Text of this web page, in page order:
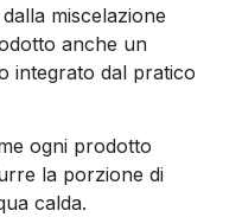
miscelazione
anche un
integrato dal pratico
ogni prodotto
la porzione di
calda.